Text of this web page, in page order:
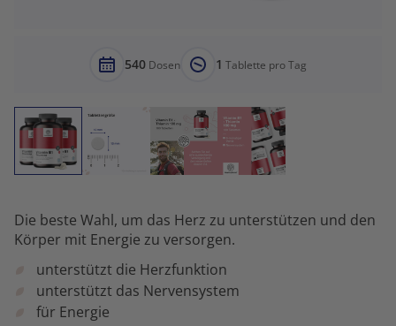
540 Dosen 1 Tablette pro Tag
Die beste Wahl, um das Herz zu unterstützen und den
Körper mit Energie zu versorgen.
unterstützt die Herzfunktion
unterstützt das Nervensystem
für Energie